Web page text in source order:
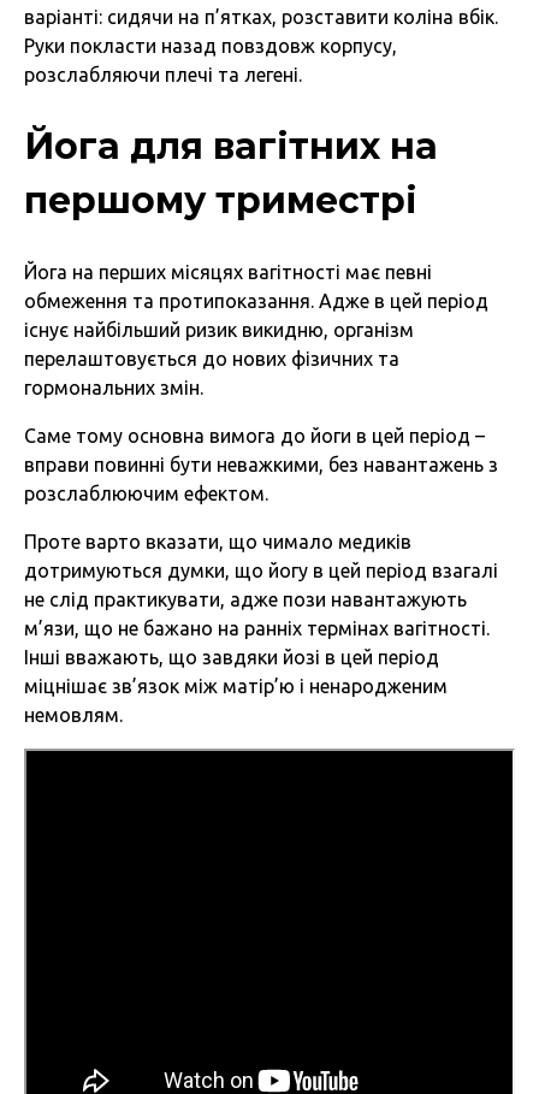
варіанті: сидячи на п’ятках, розставити коліна вбік.
Руки покласти назад повздовж корпусу,
розслабляючи плечі та легені.
Йога для вагітних на
першому триместрі
Йога на перших місяцях вагітності має певні
обмеження та протипоказання. Адже в цей період
існує найбільший ризик викидню, організм
перелаштовується до нових фізичних та
гормональних змін.
Саме тому основна вимога до йоги в цей період –
вправи повинні бути неважкими, без навантажень з
розслаблюючим ефектом.
Проте варто вказати, що чимало медиків
дотримуються думки, що йогу в цей період взагалі
не слід практикувати, адже пози навантажують
м’язи, що не бажано на ранніх термінах вагітності.
Інші вважають, що завдяки йозі в цей період
міцнішає зв’язок між матір’ю і ненародженим
немовлям.